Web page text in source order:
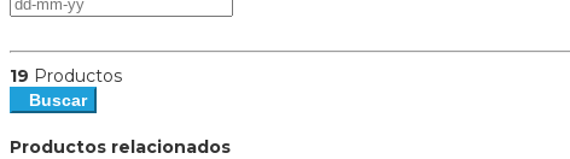
19 Productos
Buscar
Productos relacionados